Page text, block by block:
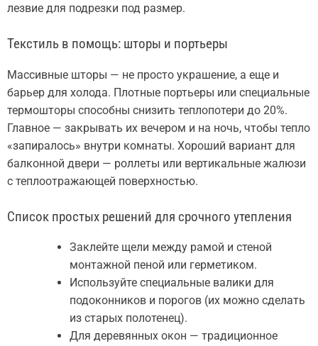
лезвие для подрезки под размер.
Текстиль в помощь: шторы и портьеры
Массивные шторы — не просто украшение, а еще и
барьер для холода. Плотные портьеры или специальные
термошторы способны снизить теплопотери до 20%.
Главное — закрывать их вечером и на ночь, чтобы тепло
«запиралось» внутри комнаты. Хороший вариант для
балконной двери — роллеты или вертикальные жалюзи
с теплоотражающей поверхностью.
Список простых решений для срочного утепления
Заклейте щели между рамой и стеной
монтажной пеной или герметиком.
Используйте специальные валики для
подоконников и порогов (их можно сделать
из старых полотенец).
Для деревянных окон — традиционное